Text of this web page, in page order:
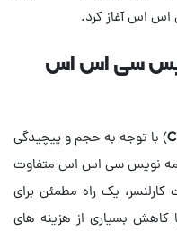
اس اس آغاز کرد.
سی اس اس
هزینه انجام پروژه های سی اس اس (CSS) با توجه به حجم و پیچیدگی
نویس سی اس اس متفاوت
یک راه مطمئن برای
بسیاری از هزینه های